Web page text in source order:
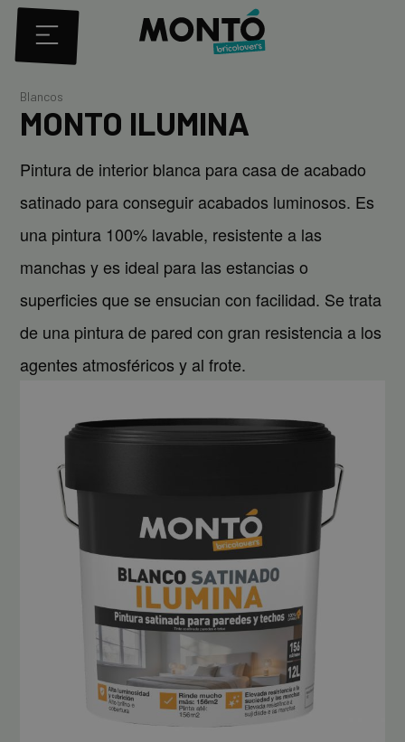
Blancos
MONTO ILUMINA
Pintura de interior blanca para casa de acabado
satinado para conseguir acabados luminosos. Es
una pintura 100% lavable, resistente a las
manchas y es ideal para las estancias o
superficies que se ensucian con facilidad. Se trata
de una pintura de pared con gran resistencia a los
agentes atmosféricos y al frote.